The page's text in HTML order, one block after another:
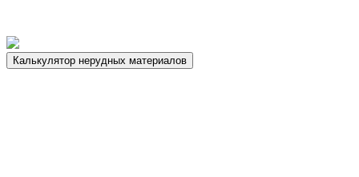
Калькулятор нерудных материалов